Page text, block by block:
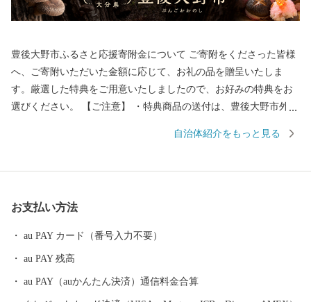
豊後大野市ふるさと応援寄附金について ご寄附をくださった皆様
へ、ご寄附いただいた金額に応じて、お礼の品を贈呈いたしま
す。厳選した特典をご用意いたしましたので、お好みの特典をお
選びください。 【ご注意】 ・特典商品の送付は、豊後大野市外に
年度内の回数制限は現在設けておりません。 ・パッケージが異な
自治体紹介をもっと見る
お支払い方法
au PAY カード（番号入力不要）
au PAY 残高
au PAY（auかんたん決済）通信料金合算